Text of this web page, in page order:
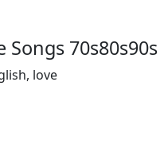
Songs 70s80s90s
love